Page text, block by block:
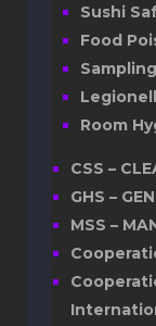
Sushi
Food
Sampling
Room
CSS –
GHS –
MSS –